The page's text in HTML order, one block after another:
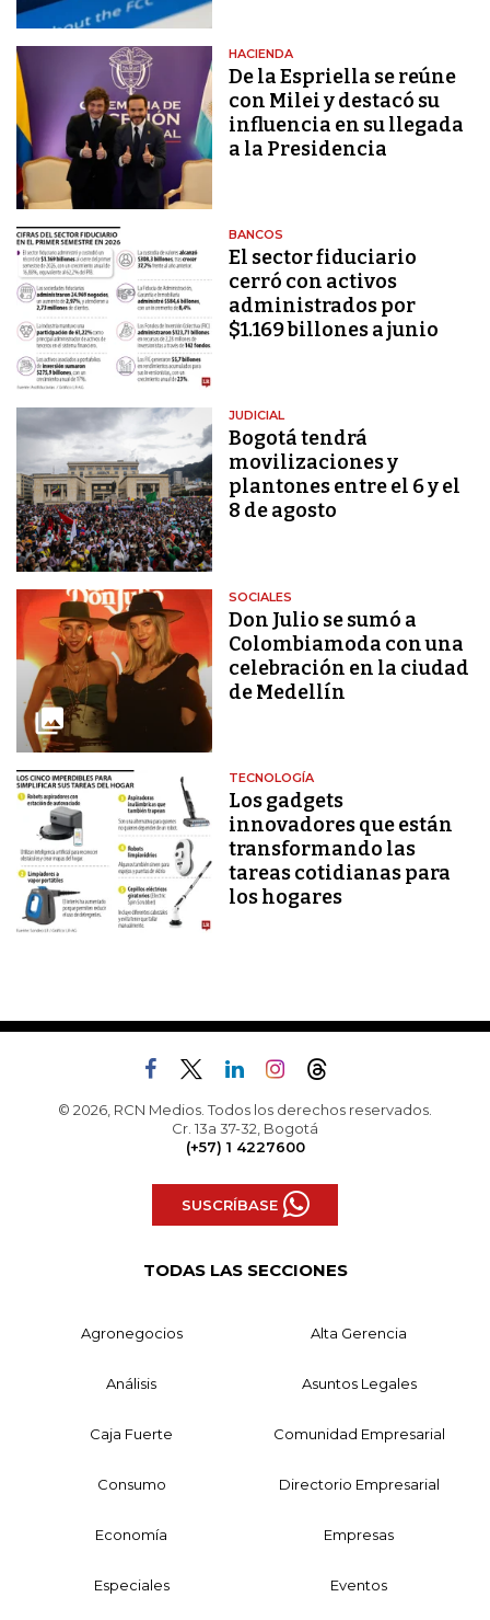
HACIENDA
De la Espriella se reúne
con Milei y destacó su
influencia en su llegada
a la Presidencia
BANCOS
El sector fiduciario
cerró con activos
administrados por
$1.169 billones a junio
JUDICIAL
Bogotá tendrá
movilizaciones y
plantones entre el 6 y el
8 de agosto
SOCIALES
Don Julio se sumó a
Colombiamoda con una
celebración en la ciudad
de Medellín
TECNOLOGÍA
Los gadgets
innovadores que están
transformando las
tareas cotidianas para
los hogares
© 2026, RCN Medios. Todos los derechos reservados.
Cr. 13a 37-32, Bogotá
(+57) 1 4227600
SUSCRÍBASE
TODAS LAS SECCIONES
Agronegocios Alta Gerencia
Análisis Asuntos Legales
Caja Fuerte Comunidad Empresarial
Consumo Directorio Empresarial
Economía Empresas
Especiales Eventos